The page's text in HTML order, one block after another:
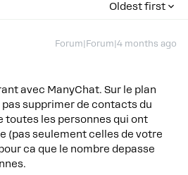
Oldest first
Forum|Forum|4 months ago
avec ManyChat. Sur le plan
supprimer de contacts du
toutes les personnes qui ont
(pas seulement celles de votre
ca que le nombre depasse